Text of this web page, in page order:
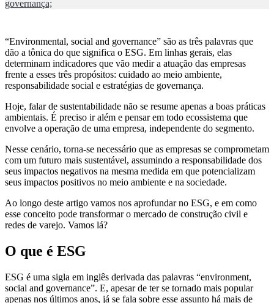
governança;
“Environmental, social and governance” são as três palavras que
dão a tônica do que significa o ESG. Em linhas gerais, elas
determinam indicadores que vão medir a atuação das empresas
frente a esses três propósitos: cuidado ao meio ambiente,
responsabilidade social e estratégias de governança.
Hoje, falar de sustentabilidade não se resume apenas a boas práticas
ambientais. É preciso ir além e pensar em todo ecossistema que
envolve a operação de uma empresa, independente do segmento.
Nesse cenário, torna-se necessário que as empresas se comprometam
com um futuro mais sustentável, assumindo a responsabilidade dos
seus impactos negativos na mesma medida em que potencializam
seus impactos positivos no meio ambiente e na sociedade.
Ao longo deste artigo vamos nos aprofundar no ESG, e em como
esse conceito pode transformar o mercado de construção civil e
redes de varejo. Vamos lá?
O que é ESG
ESG é uma sigla em inglês derivada das palavras “environment,
social and governance”. E, apesar de ter se tornado mais popular
apenas nos últimos anos, já se fala sobre esse assunto há mais de